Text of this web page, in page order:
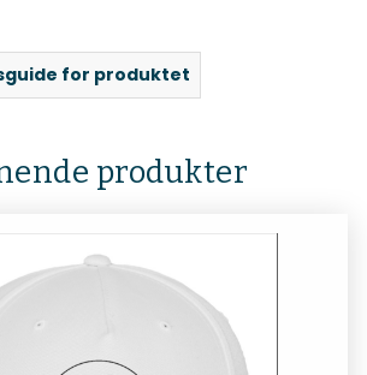
for produktet
produkter